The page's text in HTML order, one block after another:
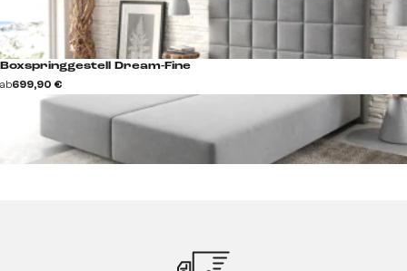
Boxspringgestell Dream-Fine
ab699,90 €